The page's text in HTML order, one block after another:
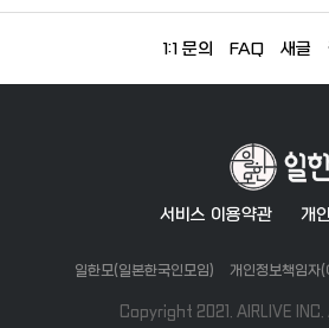
1:1 문의 FAQ 새글
서비스 이용약관 개
일한모(일본한국인모임) 개인정보책임
Copyright 2021. AIRLIVE